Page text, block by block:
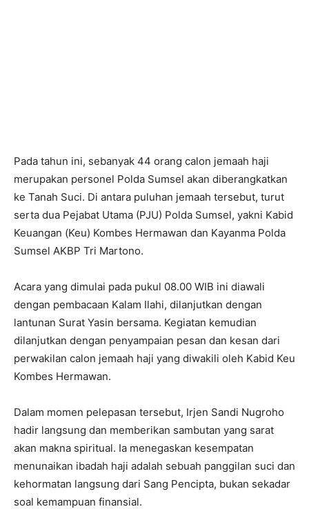
Pada tahun ini, sebanyak 44 orang calon jemaah haji
merupakan personel Polda Sumsel akan diberangkatkan
ke Tanah Suci. Di antara puluhan jemaah tersebut, turut
serta dua Pejabat Utama (PJU) Polda Sumsel, yakni Kabid
Keuangan (Keu) Kombes Hermawan dan Kayanma Polda
Sumsel AKBP Tri Martono.
Acara yang dimulai pada pukul 08.00 WIB ini diawali
dengan pembacaan Kalam Ilahi, dilanjutkan dengan
lantunan Surat Yasin bersama. Kegiatan kemudian
dilanjutkan dengan penyampaian pesan dan kesan dari
perwakilan calon jemaah haji yang diwakili oleh Kabid Keu
Kombes Hermawan.
Dalam momen pelepasan tersebut, Irjen Sandi Nugroho
hadir langsung dan memberikan sambutan yang sarat
akan makna spiritual. Ia menegaskan kesempatan
menunaikan ibadah haji adalah sebuah panggilan suci dan
kehormatan langsung dari Sang Pencipta, bukan sekadar
soal kemampuan finansial.